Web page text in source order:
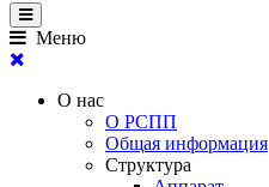
Меню
О нас
О РСПП
Общая информация
Структура